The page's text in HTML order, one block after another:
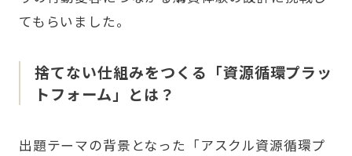
てもらいました。
捨てない仕組みをつくる「資源循環プラッ
トフォーム」とは？
出題テーマの背景となった 「アスクル資源循環プ